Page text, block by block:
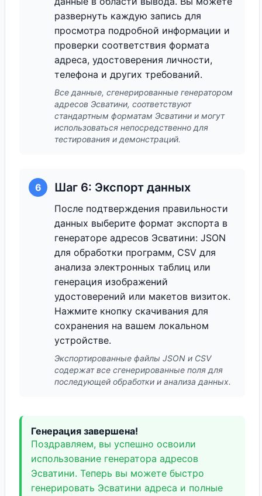
развернуть каждую запись для
просмотра подробной информации и
проверки соответствия формата
адреса, удостоверения личности,
телефона и других требований.
Все данные, сгенерированные генератором
адресов Эсватини, соответствуют
стандартным форматам Эсватини и могут
использоваться непосредственно для
тестирования и демонстраций.
6 Шаг 6: Экспорт данных
После подтверждения правильности
данных выберите формат экспорта в
генераторе адресов Эсватини: JSON
для обработки программ, CSV для
анализа электронных таблиц или
генерация изображений
удостоверений или макетов визиток.
Нажмите кнопку скачивания для
сохранения на вашем локальном
устройстве.
Экспортированные файлы JSON и CSV
содержат все сгенерированные поля для
последующей обработки и анализа данных.
Генерация завершена!
Поздравляем, вы успешно освоили
использование генератора адресов
Эсватини. Теперь вы можете быстро
генерировать Эсватини адреса и полные